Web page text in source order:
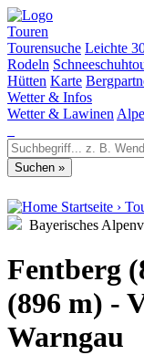
Touren
Tourensuche Leichte
Rodeln
Hütten Karte
Wetter & Infos
Wetter & Lawinen
Startseite ›
Bayerisches
Fentberg
(896 m) -
Warngau